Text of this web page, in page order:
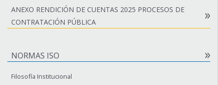
ANEXO RENDICIÓN DE CUENTAS 2025 PROCESOS DE
CONTRATACIÓN PÚBLICA
NORMAS ISO
Filosofía Institucional